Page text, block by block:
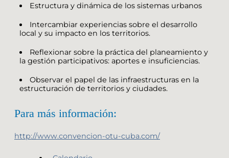
Estructura y dinámica de los sistemas urbanos
Intercambiar experiencias sobre el desarrollo
local y su impacto en los territorios.
Reflexionar sobre la práctica del planeamiento y
la gestión participativos: aportes e insuficiencias.
Observar el papel de las infraestructuras en la
estructuración de territorios y ciudades.
Para más información:
http://www.convencion-otu-cuba.com/